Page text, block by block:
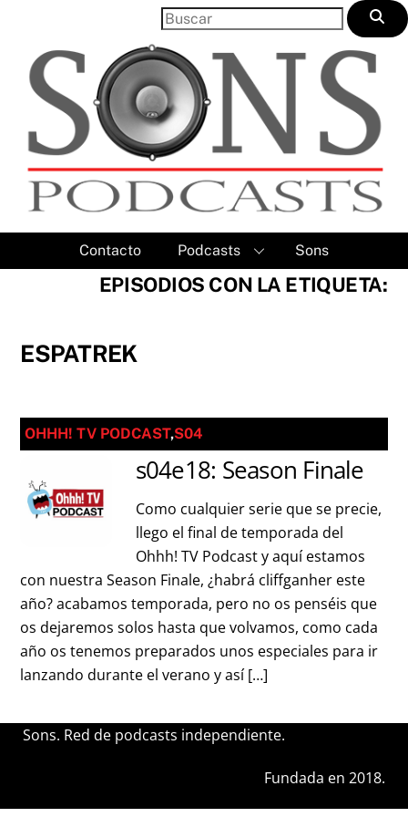
content
Contacto Podcasts Sons
EPISODIOS CON LA ETIQUETA:
ESPATREK
OHHH! TV PODCAST,S04
s04e18: Season Finale
Como cualquier serie que se precie,
llego el final de temporada del
Ohhh! TV Podcast y aquí estamos
con nuestra Season Finale, ¿habrá cliffganher este
año? acabamos temporada, pero no os penséis que
os dejaremos solos hasta que volvamos, como cada
año os tenemos preparados unos especiales para ir
lanzando durante el verano y así […]
Sons. Red de podcasts independiente.
Fundada en 2018.